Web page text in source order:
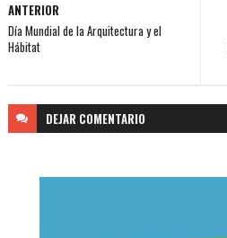
ANTERIOR
Día Mundial de la Arquitectura y el
Hábitat
DEJAR COMENTARIO